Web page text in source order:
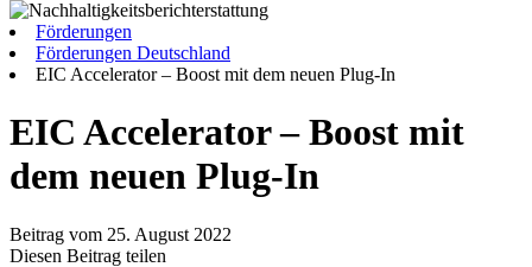
Förderungen
Förderungen Deutschland
EIC Accelerator – Boost mit dem neuen Plug-In
EIC Accelerator – Boost mit
dem neuen Plug-In
Beitrag vom 25. August 2022
Diesen Beitrag teilen